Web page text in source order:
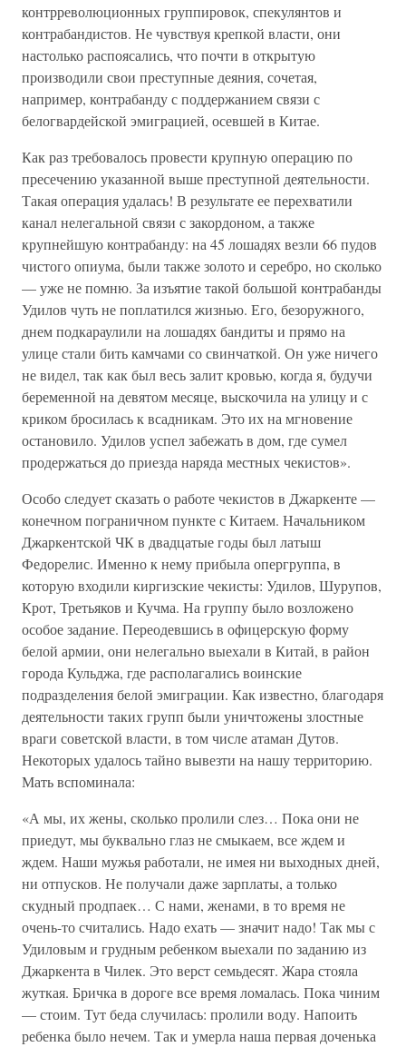
контрреволюционных группировок, спекулянтов и
контрабандистов. Не чувствуя крепкой власти, они
настолько распоясались, что почти в открытую
производили свои преступные деяния, сочетая,
например, контрабанду с поддержанием связи с
белогвардейской эмиграцией, осевшей в Китае.
Как раз требовалось провести крупную операцию по
пресечению указанной выше преступной деятельности.
Такая операция удалась! В результате ее перехватили
канал нелегальной связи с закордоном, а также
крупнейшую контрабанду: на 45 лошадях везли 66 пудов
чистого опиума, были также золото и серебро, но сколько
— уже не помню. За изъятие такой большой контрабанды
Удилов чуть не поплатился жизнью. Его, безоружного,
днем подкараулили на лошадях бандиты и прямо на
улице стали бить камчами со свинчаткой. Он уже ничего
не видел, так как был весь залит кровью, когда я, будучи
беременной на девятом месяце, выскочила на улицу и с
криком бросилась к всадникам. Это их на мгновение
остановило. Удилов успел забежать в дом, где сумел
продержаться до приезда наряда местных чекистов».
Особо следует сказать о работе чекистов в Джаркенте —
конечном пограничном пункте с Китаем. Начальником
Джаркентской ЧК в двадцатые годы был латыш
Федорелис. Именно к нему прибыла опергруппа, в
которую входили киргизские чекисты: Удилов, Шурупов,
Крот, Третьяков и Кучма. На группу было возложено
особое задание. Переодевшись в офицерскую форму
белой армии, они нелегально выехали в Китай, в район
города Кульджа, где располагались воинские
подразделения белой эмиграции. Как известно, благодаря
деятельности таких групп были уничтожены злостные
враги советской власти, в том числе атаман Дутов.
Некоторых удалось тайно вывезти на нашу территорию.
Мать вспоминала:
«А мы, их жены, сколько пролили слез… Пока они не
приедут, мы буквально глаз не смыкаем, все ждем и
ждем. Наши мужья работали, не имея ни выходных дней,
ни отпусков. Не получали даже зарплаты, а только
скудный продпаек… С нами, женами, в то время не
очень-то считались. Надо ехать — значит надо! Так мы с
Удиловым и грудным ребенком выехали по заданию из
Джаркента в Чилек. Это верст семьдесят. Жара стояла
жуткая. Бричка в дороге все время ломалась. Пока чиним
— стоим. Тут беда случилась: пролили воду. Напоить
ребенка было нечем. Так и умерла наша первая доченька